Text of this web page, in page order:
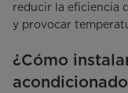
reducir la eficiencia
y provocar
¿Cómo